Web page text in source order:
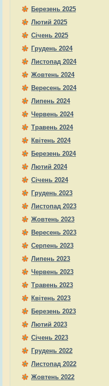
Березень 2025
Лютий 2025
Січень 2025
Грудень 2024
Листопад 2024
Жовтень 2024
Вересень 2024
Липень 2024
Червень 2024
Травень 2024
Квітень 2024
Березень 2024
Лютий 2024
Січень 2024
Грудень 2023
Листопад 2023
Жовтень 2023
Вересень 2023
Серпень 2023
Липень 2023
Червень 2023
Травень 2023
Квітень 2023
Березень 2023
Лютий 2023
Січень 2023
Грудень 2022
Листопад 2022
Жовтень 2022